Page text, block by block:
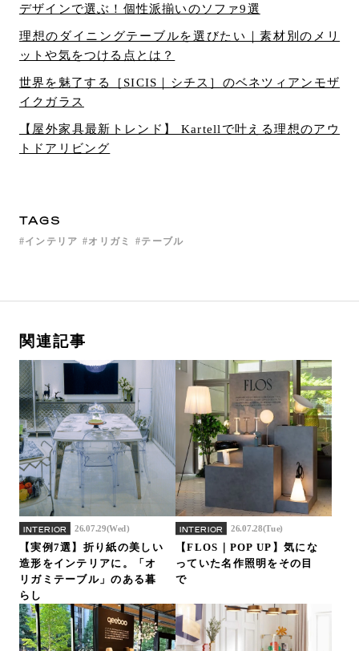
デザインで選ぶ！個性派揃いのソファ9選
理想のダイニングテーブルを選びたい｜素材別のメリ
ットや気をつける点とは？
世界を魅了する［SICIS｜シチス］のベネツィアンモザ
イクガラス
【屋外家具最新トレンド】 Kartellで叶える理想のアウ
トドアリビング
TAGS
インテリア オリガミ テーブル
関連記事
INTERIOR 26.07.29(Wed)
【実例7選】折り紙の美しい
造形をインテリアに。「オ
リガミテーブル」のある暮
らし
INTERIOR 26.07.28(Tue)
【FLOS｜POP UP】気にな
っていた名作照明をその目
で